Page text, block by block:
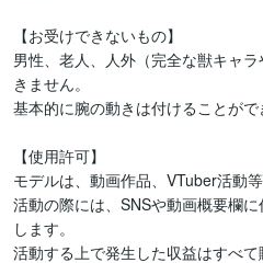
【お受けできないもの】
男性、老人、人外（完全な獣キャ
きません。
基本的に腕の動きは付けることがで
【使用許可】
モデルは、動画作品、VTuber活動
活動の際には、SNSや動画概要欄
します。
活動する上で発生した収益はすべて